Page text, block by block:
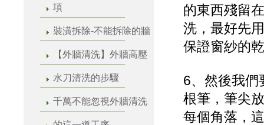
項
裝潢拆除-不能拆除的牆
【外牆清洗】外牆高壓
水刀清洗的步驟
千萬不能忽視外牆清洗
的東西殘留
洗，最好先
保證窗紗的
6、然後我們
根筆，筆尖
每個角落，